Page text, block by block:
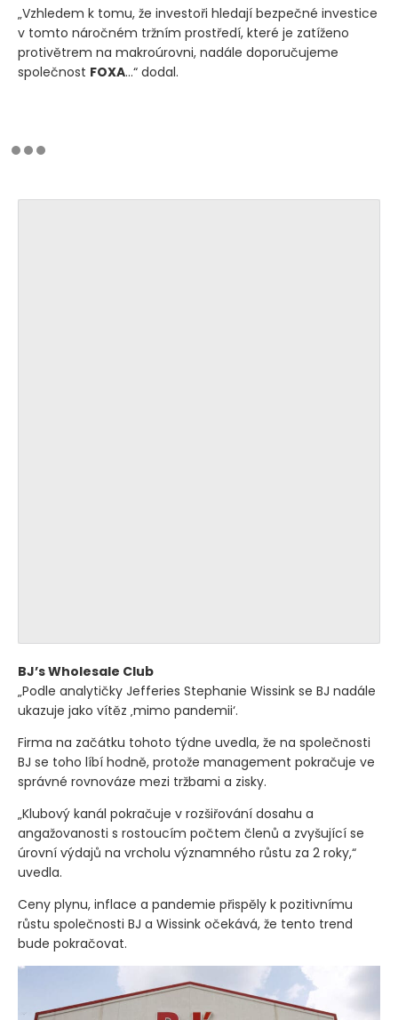
„Vzhledem k tomu, že investoři hledají bezpečné investice
v tomto náročném tržním prostředí, které je zatíženo
protivětrem na makroúrovni, nadále doporučujeme
společnost FOXA…“ dodal.
BJ’s Wholesale Club
„Podle analytičky Jefferies Stephanie Wissink se BJ nadále
ukazuje jako vítěz ‚mimo pandemii‘.
Firma na začátku tohoto týdne uvedla, že na společnosti
BJ se toho líbí hodně, protože management pokračuje ve
správné rovnováze mezi tržbami a zisky.
„Klubový kanál pokračuje v rozšiřování dosahu a
angažovanosti s rostoucím počtem členů a zvyšující se
úrovní výdajů na vrcholu významného růstu za 2 roky,“
uvedla.
Ceny plynu, inflace a pandemie přispěly k pozitivnímu
růstu společnosti BJ a Wissink očekává, že tento trend
bude pokračovat.